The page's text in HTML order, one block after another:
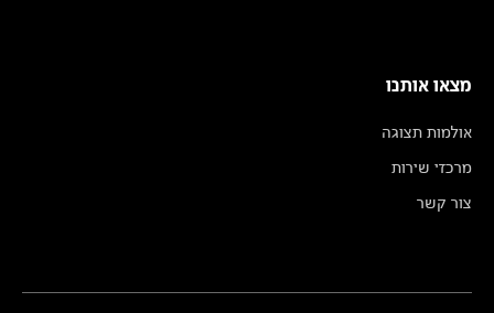
מצאו אותנו
אולמות תצוגה
מרכזי שירות
צור קשר